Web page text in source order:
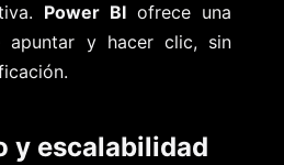
Power BI ofrece una
apuntar y hacer clic, sin
y escalabilidad